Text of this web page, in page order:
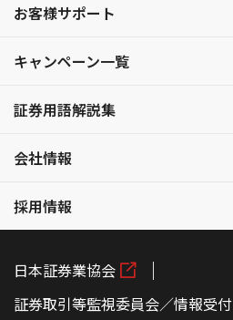
お客様サポート
キャンペーン一覧
証券用語解説集
会社情報
採用情報
日本証券業協会
証券取引等監視委員会／情報受付